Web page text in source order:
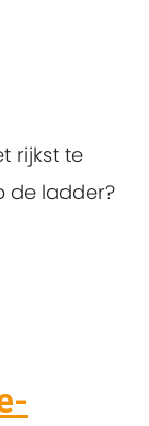
rijkst te
de ladder?